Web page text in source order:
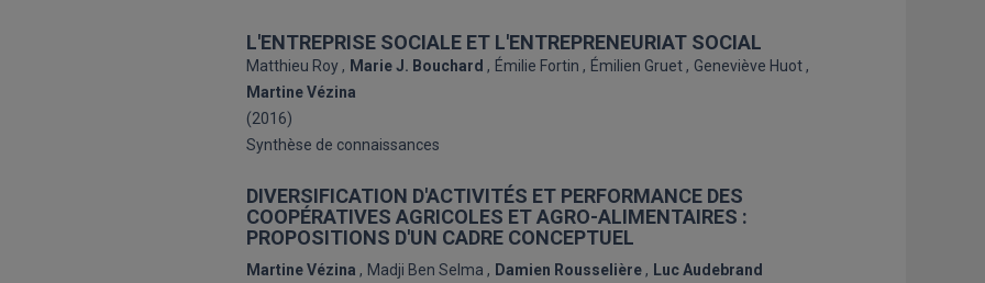
L'ENTREPRISE SOCIALE ET L'ENTREPRENEURIAT SOCIAL
Matthieu Roy Marie J. Bouchard Émilie Fortin Émilien Gruet
Geneviève Huot
Martine Vézina
(2016)
Synthèse de connaissances
DIVERSIFICATION D'ACTIVITÉS ET PERFORMANCE DES
COOPÉRATIVES AGRICOLES ET AGRO-ALIMENTAIRES :
PROPOSITIONS D'UN CADRE CONCEPTUEL
Martine Vézina Madji Ben Selma Damien Rousselière
Luc Audebrand